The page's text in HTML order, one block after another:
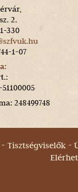
2.
330
1-07
248499748
Tisztségviselők